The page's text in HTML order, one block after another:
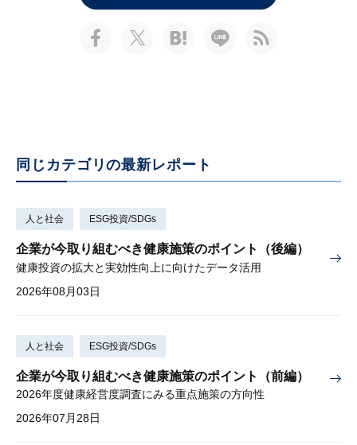
同じカテゴリの最新レポート
人と社会 ESG投資/SDGs
企業が今取り組むべき健康施策のポイント（後編）
健康投資の拡大と実効性向上に向けたデータ活用
2026年08月03日
人と社会 ESG投資/SDGs
企業が今取り組むべき健康施策のポイント（前編）
2026年度健康経営度調査にみる重点施策の方向性
2026年07月28日